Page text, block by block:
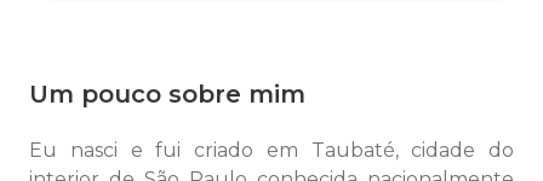
Um pouco sobre mim
Eu nasci e fui criado em Taubaté, cidade do